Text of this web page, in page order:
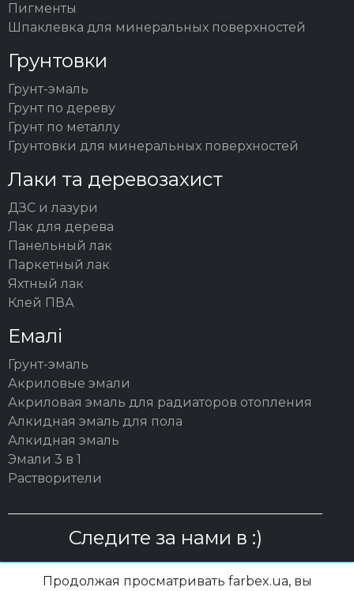
Пигменты
Шпаклевка для минеральных поверхностей
Грунтовки
Грунт-эмаль
Грунт по дереву
Грунт по металлу
Грунтовки для минеральных поверхностей
Лаки та деревозахист
ДЗС и лазури
Лак для дерева
Панельный лак
Паркетный лак
Яхтный лак
Клей ПВА
Емалі
Грунт-эмаль
Акриловые эмали
Акриловая эмаль для радиаторов отопления
Алкидная эмаль для пола
Алкидная эмаль
Эмали 3 в 1
Растворители
Следите за нами в :)
Продолжая просматривать farbex.ua, вы